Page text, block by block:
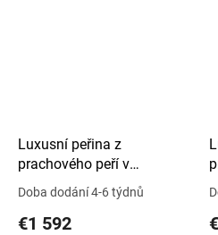
Luxusní peřina z
prachového peří v
Supersoft Batiste, Silver
Protection, 230 x 220 cm,
Artic Winter
Doba dodání 4-6 týdnů
€1 592